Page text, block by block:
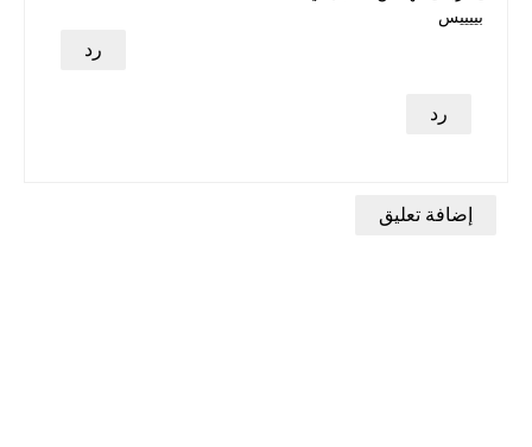
بييييس
رد
رد
إضافة تعليق